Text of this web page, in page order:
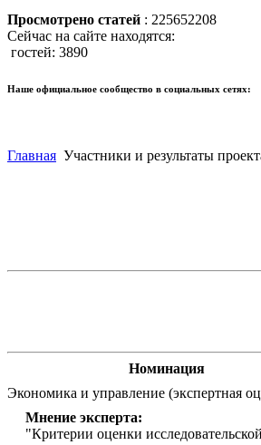
Просмотрено статей : 225652208
Сейчас на сайте находятся:
гостей: 3890
Наше официальное сообщество в социальных сетях:
Главная Участники и результаты
Номинация
Экономика и управление (экспертная
Мнение эксперта:
"Критерии оценки